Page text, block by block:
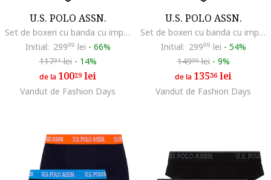
U.S. POLO ASSN.
Set de boxeri cu banda cu imprimeu logo - 3 perechi, Negru/Gri melange/Bleumarin
Initial: 29999 lei - 66%
11731lei - 14%
de la 10029lei
Vandut de Fashion Days
U.S. POLO ASSN.
Set de boxeri cu banda cu imprimeu logo - 3 perechi, Negru/Gri
Initial: 29999 lei - 54%
14999lei - 9%
de la 13536lei
Vandut de Fashion Days